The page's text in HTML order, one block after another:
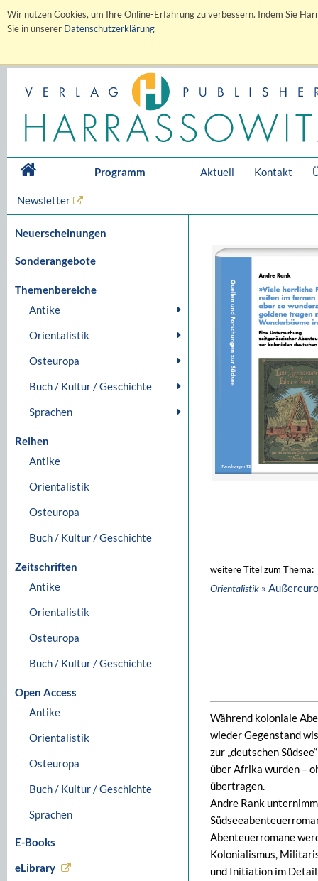
Wir nutzen Cookies, um Ihre Online-Erfahrung zu verbessern. Indem Sie
Sie in unserer Datenschutzerklärung
Programm Aktuell Kontakt
Newsletter
Neuerscheinungen
Sonderangebote
Themenbereiche
Antike
Orientalistik
Osteuropa
Buch / Kultur / Geschichte
Sprachen
Reihen
Antike
Orientalistik
Osteuropa
Buch / Kultur / Geschichte
Zeitschriften
Antike
Orientalistik
Osteuropa
Buch / Kultur / Geschichte
Open Access
Antike
Orientalistik
Osteuropa
Buch / Kultur / Geschichte
Sprachen
E-Books
eLibrary
weitere Titel zum Thema:
Orientalistik »
Während koloniale
wieder Gegenstand
zur „deutschen
über Afrika wurden –
übertragen.
Andre Rank
Abenteuerromane
Kolonialismus,
und Initiation im